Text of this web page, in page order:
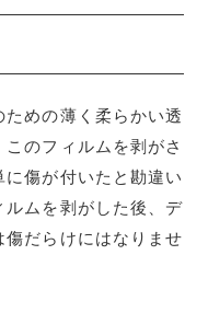
めの薄く柔らかい透
のフィルムを剥がさ
傷が付いたと勘違い
ルムを剥がした後、デ
だらけにはなりませ